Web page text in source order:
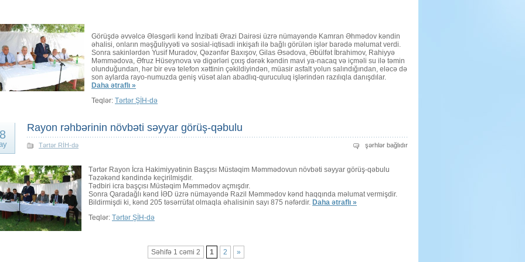
Görüşdə əvvəlcə Ələsgərli kənd İnzibati Ərazi Dairəsi üzrə nümayəndə Kamran Əhmədov kəndin
əhalisi, onların məşğuliyyəti və sosial-iqtisadi inkişafı ilə bağlı görülən işlər barədə məlumat verdi.
Sonra sakinlərdən Yusif Muradov, Qəzənfər Baxışov, Gilas Əsədova, Əbülfət İbrahimov, Rahiyyə
Məmmədova, Əfruz Hüseynova və digərləri çıxış dərək kəndin mavi ya-nacaq və içməli su ilə təmin
olunduğundan, hər bir evə telefon xəttinin çəkildiyindən, müasir asfalt yolun salındığından, eləcə də
son aylarda rayo-numuzda geniş vüsət alan abadlıq-quruculuq işlərindən razılıqla danışdılar.
Daha ətraflı »
Teqlər: Tərtər ŞİH-də
Rayon rəhbərinin növbəti səyyar görüş-qəbulu
Tərtər RİH-də
Rayon
rəhbərinin
görüş-
şərhlər bağlıdır
Tərtər Rayon İcra Hakimiyyətinin Başçısı Müstəqim Məmmədovun növbəti səyyar görüş-qəbulu
Təzəkənd kəndində keçirilmişdir.
Tədbiri icra başçısı Müstəqim Məmmədov açmışdır.
Sonra Qaradağlı kənd İƏD üzrə nümayəndə Razil Məmmədov kənd haqqında məlumat vermişdir.
Bildirmişdi ki, kənd 205 təsərrüfat olmaqla əhalisinin sayı 875 nəfərdir. Daha ətraflı »
Teqlər: Tərtər ŞİH-də
Səhifə 1 cəmi 2 1 2 »